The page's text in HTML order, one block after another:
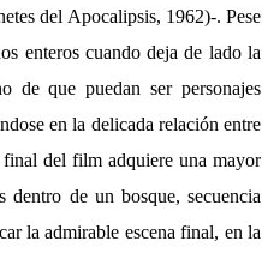
del Apocalipsis, 1962)-. Pese
enteros cuando deja de lado la
de que puedan ser personajes
en la delicada relación entre
del film adquiere una mayor
dentro de un bosque, secuencia
la admirable escena final, en la